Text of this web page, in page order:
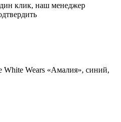
клик, наш менеджер
Wears «Амалия», синий,